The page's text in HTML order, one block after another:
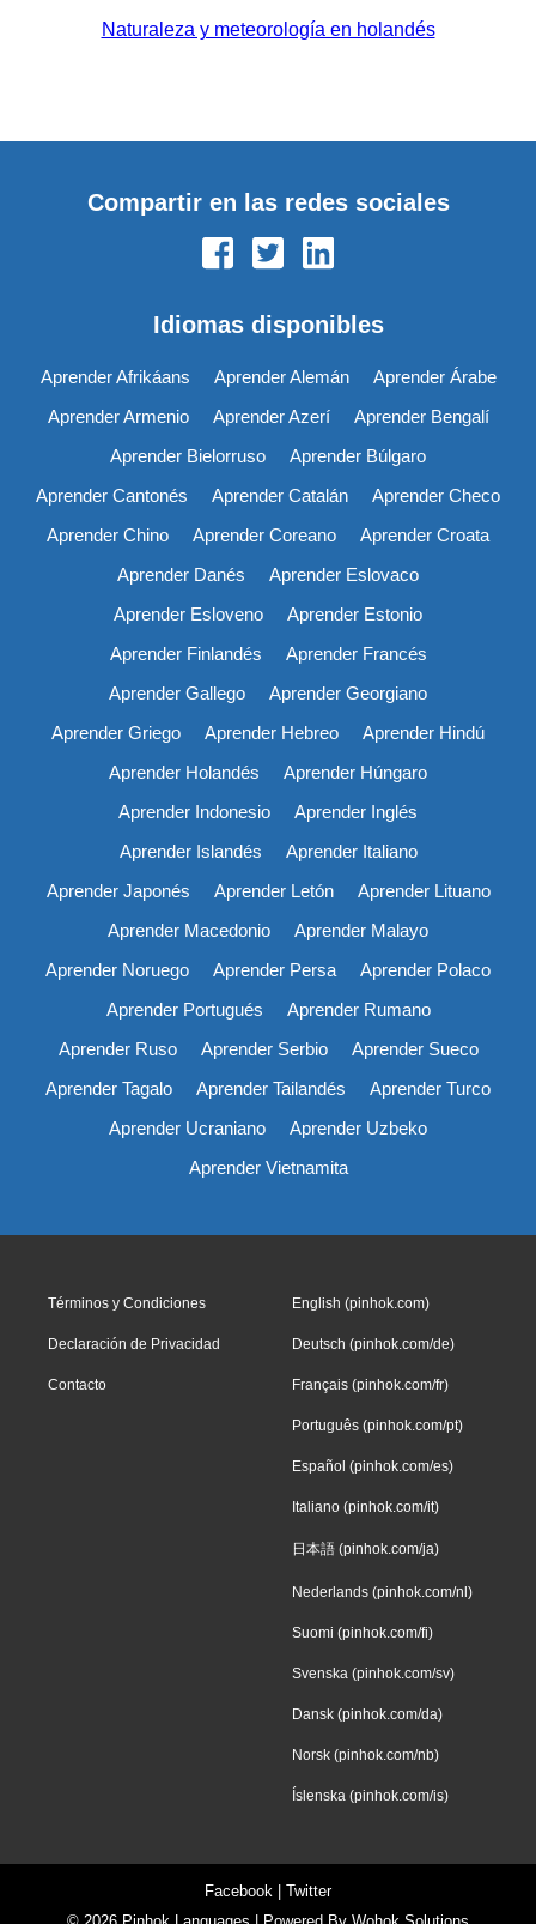
Naturaleza y meteorología en holandés
Compartir en las redes sociales
Idiomas disponibles
Aprender Afrikáans Aprender Alemán
Aprender Árabe
Aprender Armenio
Aprender Azerí
Aprender Bengalí
Aprender Bielorruso
Aprender Búlgaro
Aprender Cantonés
Aprender Catalán
Aprender Checo
Aprender Chino
Aprender Coreano
Aprender Croata
Aprender Danés
Aprender Eslovaco
Aprender Esloveno
Aprender Estonio
Aprender Finlandés
Aprender Francés
Aprender Gallego
Aprender Georgiano
Aprender Griego
Aprender Hebreo
Aprender Hindú
Aprender Holandés
Aprender Húngaro
Aprender Indonesio
Aprender Inglés
Aprender Islandés
Aprender Italiano
Aprender Japonés
Aprender Letón
Aprender Lituano
Aprender Macedonio
Aprender Malayo
Aprender Noruego
Aprender Persa
Aprender Polaco
Aprender Portugués
Aprender Rumano
Aprender Ruso
Aprender Serbio
Aprender Sueco
Aprender Tagalo
Aprender Tailandés
Aprender Turco
Aprender Ucraniano
Aprender Uzbeko
Aprender Vietnamita
Términos y Condiciones
Declaración de Privacidad
Contacto
English (pinhok.com)
Deutsch (pinhok.com/de)
Français (pinhok.com/fr)
Português (pinhok.com/pt)
Español (pinhok.com/es)
Italiano (pinhok.com/it)
日本語 (pinhok.com/ja)
Nederlands (pinhok.com/nl)
Suomi (pinhok.com/fi)
Svenska (pinhok.com/sv)
Dansk (pinhok.com/da)
Norsk (pinhok.com/nb)
Íslenska (pinhok.com/is)
Facebook
Twitter